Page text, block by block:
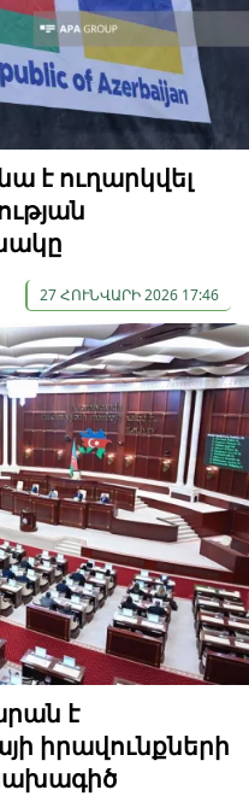
է ուղարկվել
27 ՀՈՒՆՎԱՐԻ 2026 17:46
է
իրավունքների